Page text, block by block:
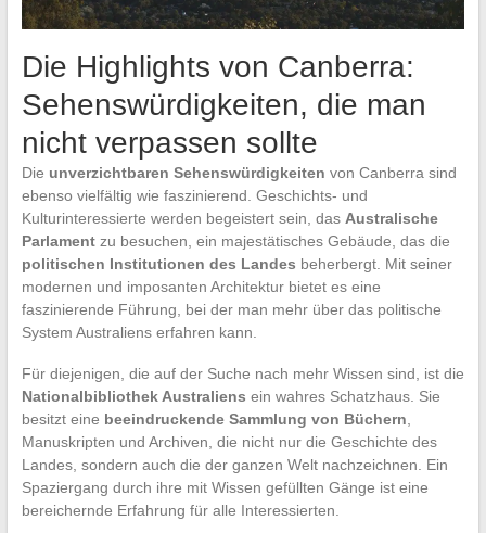
Die Highlights von Canberra:
Sehenswürdigkeiten, die man
nicht verpassen sollte
Die unverzichtbaren Sehenswürdigkeiten von Canberra sind
ebenso vielfältig wie faszinierend. Geschichts- und
Kulturinteressierte werden begeistert sein, das Australische
Parlamentzu besuchen, ein majestätisches Gebäude, das die
politischen Institutionen des Landes beherbergt. Mit seiner
modernen und imposanten Architektur bietet es eine
faszinierende Führung, bei der man mehr über das politische
System Australiens erfahren kann.
Für diejenigen, die auf der Suche nach mehr Wissen sind, ist die
Nationalbibliothek Australiens ein wahres Schatzhaus. Sie
besitzt eine beeindruckende Sammlung von Büchern
Manuskripten und Archiven, die nicht nur die Geschichte des
Landes, sondern auch die der ganzen Welt nachzeichnen. Ein
Spaziergang durch ihre mit Wissen gefüllten Gänge ist eine
bereichernde Erfahrung für alle Interessierten.